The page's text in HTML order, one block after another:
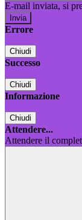
E-mail inviata, si
Errore
Chiudi
Successo
Chiudi
Informazione
Chiudi
Attendere...
Attendere il